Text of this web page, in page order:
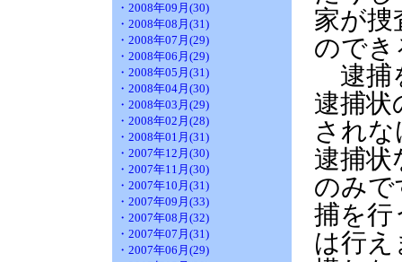
・2008年09月(30)
・2008年08月(31)
・2008年07月(29)
・2008年06月(29)
・2008年05月(31)
・2008年04月(30)
・2008年03月(29)
・2008年02月(28)
・2008年01月(31)
・2007年12月(30)
・2007年11月(30)
・2007年10月(31)
・2007年09月(33)
・2007年08月(32)
・2007年07月(31)
・2007年06月(29)
家が捜
のでき
逮捕
逮捕状
され
逮捕状
のみで
捕を行
は行